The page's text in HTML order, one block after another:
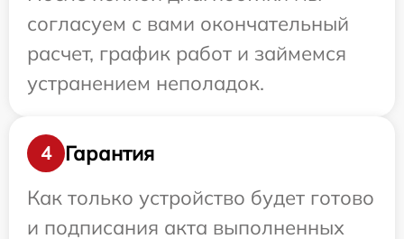
согласуем с вами окончательный
расчет, график работ и займемся
устранением неполадок.
4
Гарантия
Как только устройство будет готово
и подписания акта выполненных